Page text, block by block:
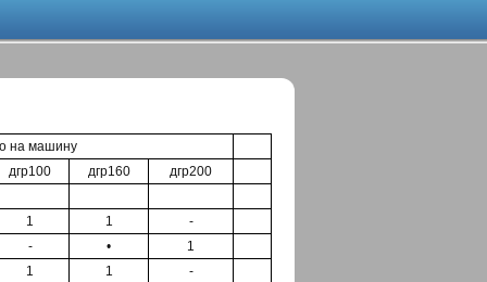
на машину
дгр100
дгр160 дгр200
1 1
-
-
•
1
1
1
-